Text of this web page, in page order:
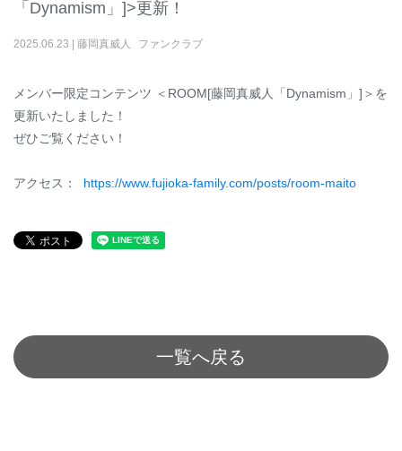
「Dynamism」]>更新！
2025.06.23 藤岡真威人 ファンクラブ
メンバー限定コンテンツ ＜ROOM[藤岡真威人「Dynamism」]＞を
更新いたしました！
ぜひご覧ください！
アクセス： https://www.fujioka-family.com/posts/room-maito
一覧へ戻る